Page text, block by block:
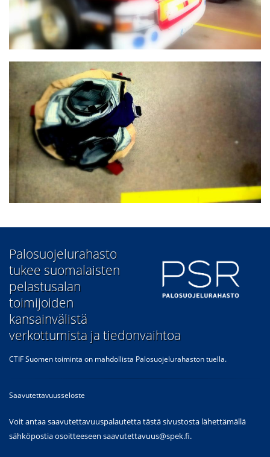
​Palosuojelurahasto
tukee suomalaisten
pelastusalan
toimijoiden
kansainvälistä
verkottumista ja tiedonvaihtoa
CTIF Suomen toiminta on mahdollista Palosuojelurahaston tuella.
Saavutettavuusseloste
Voit antaa saavutettavuuspalautetta tästä sivustosta lähettämällä
sähköpostia osoitteeseen saavutettavuus@spek.fi.